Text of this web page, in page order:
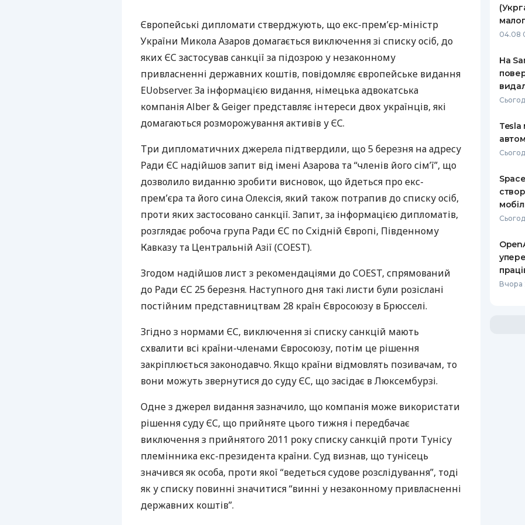
КАРТОК
КЕШБЕКУ
ПУТІВНИКИ ПО
КОНТАКТИ
Європейські дипломати стверджують, що екс-прем’єр-міністр
України Микола Азаров домагається виключення зі списку осіб, до
яких ЄС застосував санкції за підозрою у незаконному
привласненні державних коштів, повідомляє європейське видання
EUobserver. За інформацією видання, німецька адвокатська
компанія Alber & Geiger представляє інтереси двох українців, які
домагаються розморожування активів у ЄС.
Три дипломатичних джерела підтвердили, що 5 березня на адресу
Ради ЄС надійшов запит від імені Азарова та “членів його сім’ї”, що
дозволило виданню зробити висновок, що йдеться про екс-
прем’єра та його сина Олексія, який також потрапив до списку осіб,
проти яких застосовано санкції. Запит, за інформацією дипломатів,
розглядає робоча група Ради ЄС по Східній Європі, Південному
Кавказу та Центральній Азії (COEST).
Згодом надійшов лист з рекомендаціями доCOEST, спрямований
до Ради ЄС 25 березня. Наступного дня такі листи були розіслані
постійним представництвам 28 країн Євросоюзу в Брюсселі.
Згідно з нормами ЄС, виключення зі списку санкцій мають
схвалити всі країни-членами Євросоюзу, потім це рішення
закріплюється законодавчо. Якщо країни відмовлять позивачам, то
вони можуть звернутися до суду ЄС, що засідає в Люксембурзі.
Одне з джерел видання зазначило, що компанія може використати
рішення суду ЄС, що прийняте цього тижня і передбачає
виключення з прийнятого 2011 року списку санкцій проти Тунісу
племінника екс-президента країни. Суд визнав, що тунісець
значився як особа, проти якої “ведеться судове розслідування”, тоді
як у списку повинні значитися “винні у незаконному привласненні
державних коштів”.
04.08
На
Tesla
Вчора